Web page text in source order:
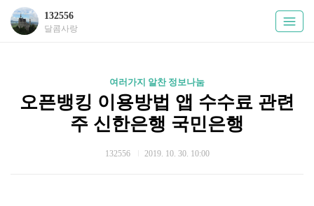
132556
달콤사랑
여러가지 알찬 정보나눔
오픈뱅킹 이용방법 앱 수수료 관련
주 신한은행 국민은행
132556 2019. 10. 30. 10:00